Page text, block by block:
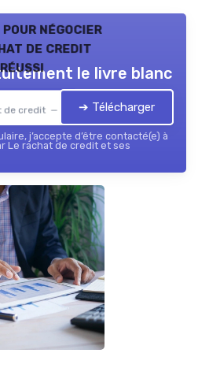
pour négocier
de credit
réussi
de credit — 2026
le livre blanc
➔ Télécharger
j’accepte d’être contacté(e) à
Le rachat de credit et ses